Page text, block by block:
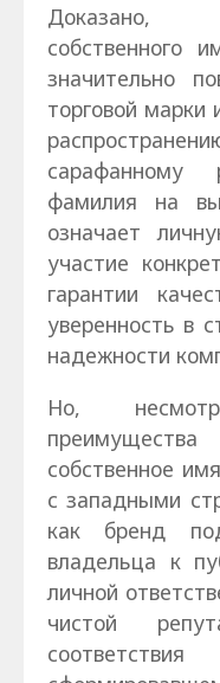
Доказано,
собственного
значительно
торговой марки
фамилия на
означает
участие
гарантии
уверенность в
надежности
Но,
преимущества
собственное
с западными
как бренд
владельца к
личной
чистой